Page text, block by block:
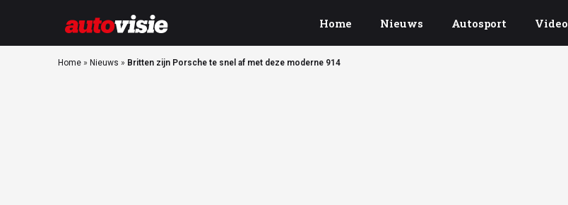
Home Nieuws Autosport Video
Home » Nieuws » Britten zijn Porsche te snel af met deze moderne 914